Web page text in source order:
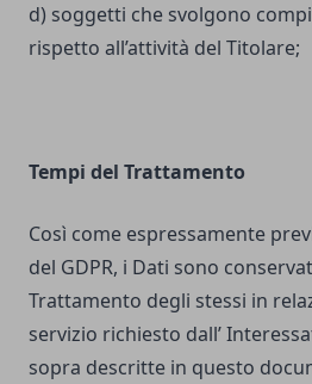
d) soggetti che svolgono
rispetto all’attività del Titolare;
Tempi del Trattamento
Così come espressamente
del GDPR, i Dati sono
Trattamento degli stessi in
servizio richiesto dall’
sopra descritte in questo